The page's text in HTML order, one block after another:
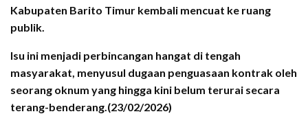
Kabupaten Barito Timur kembali mencuat ke ruang
publik.
Isu ini menjadi perbincangan hangat di tengah
masyarakat, menyusul dugaan penguasaan kontrak oleh
seorang oknum yang hingga kini belum terurai secara
terang-benderang.(23/02/2026)